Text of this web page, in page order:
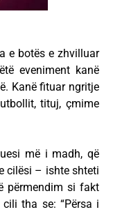
e botës e zhvilluar
eveniment kanë
Kanë fituar ngritje
tituj, çmime
më i madh, që
cilësi – ishte shteti
përmendim si fakt
tha se: “Përsa i